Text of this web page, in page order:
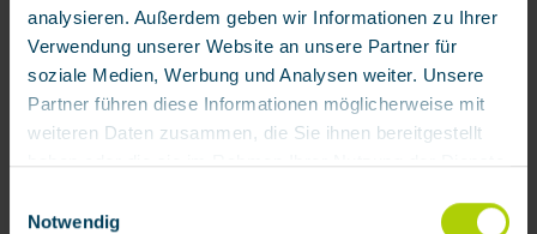
analysieren. Außerdem geben wir Informationen zu Ihrer
Verwendung unserer Website an unsere Partner für
soziale Medien, Werbung und Analysen weiter. Unsere
Partner führen diese Informationen möglicherweise mit
weiteren Daten zusammen, die Sie ihnen bereitgestellt
haben oder die sie im Rahmen Ihrer Nutzung der Dienste
Notwendig